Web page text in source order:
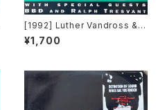
[1992] Luther Vandross & J
anet Jackson With Special
Guests BBD & Ralph Tresv
ecords]
¥1,700